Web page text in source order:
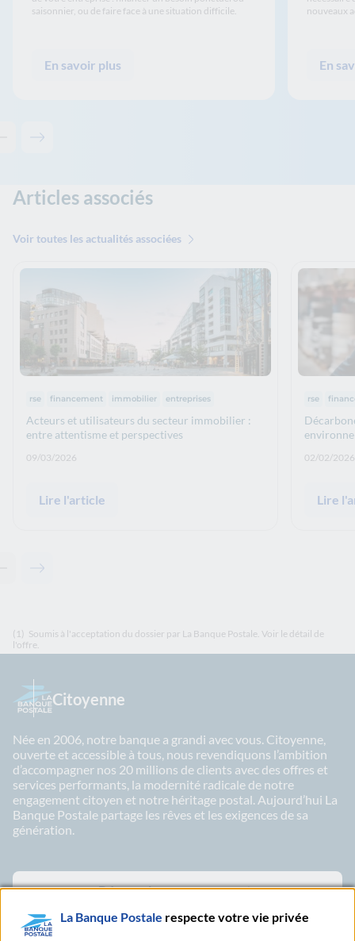
saisonnier, ou de faire face à une situation difficile.
En savoir plus
nouveaux
En
Contenu précédent - Solutions associées
Contenu suivant - Solutions associées
Articles associés
Voir toutes les actualités associées
Thématiques :
rse financement immobilier entreprises
Acteurs et utilisateurs du secteur immobilier :
entre attentisme et perspectives
Date de publication: :
09/03/2026
Lire l'article
rse
Date de
02/02/2026
Lire
Contenu précédent - Articles associés
Contenu suivant - Articles associés
(1) Soumis à l'acceptation du dossier par La Banque Postale. Voir le détail de
l'offre.
Citoyenne
Née en 2006, notre banque a grandi avec vous. Citoyenne,
ouverte et accessible à tous, nous revendiquons l’ambition
d’accompagner nos 20 millions de clients avec des offres et
services performants, la modernité radicale de notre
engagement citoyen et notre héritage postal. Aujourd’hui La
Banque Postale partage les rêves et les exigences de sa
génération.
Découvrir nos engagements
La Banque Postale respecte votre vie privée